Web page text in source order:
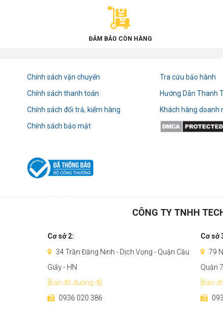
ĐẢM BẢO CÒN HÀNG
Chính sách vận chuyển
Chính sách thanh toán
Chính sách đổi trả, kiểm hàng
Chính sách bảo mật
Tra cứu bảo hành
Hướng Dẫn Thanh
Khách hàng doanh
CÔNG TY TNHH
Cơ sở 2:
34 Trần Đăng Ninh - Dịch Vọng - Quận Cầu
Giấy - HN
[Bản đồ đường đi]
0936 020 386
Cơ sở
79
Quận
[Bản